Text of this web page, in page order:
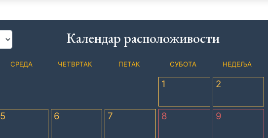
Календар расположивости
СРЕДА ЧЕТВРТАК ПЕТАК СУБОТА НЕДЕЉА
1 2
5 6 7 8 9